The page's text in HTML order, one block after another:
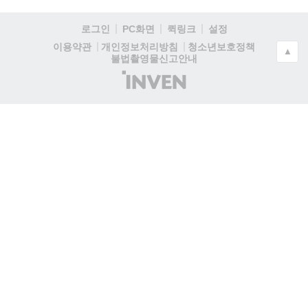
로그인 PC화면 퀵링크
설정
이용약관
개인정보처리방침
청소년보호정책
불법촬영물신고안내
(주)
인
▲